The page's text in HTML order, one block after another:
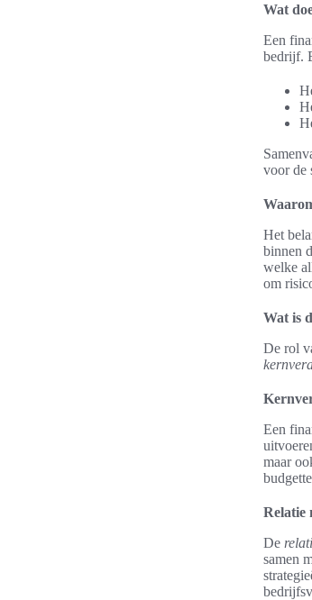
Wat
Een
bedrijf.
voor de
Het
binnen
welke
om
Wat is
De rol
Een
maar
Relatie
De
samen